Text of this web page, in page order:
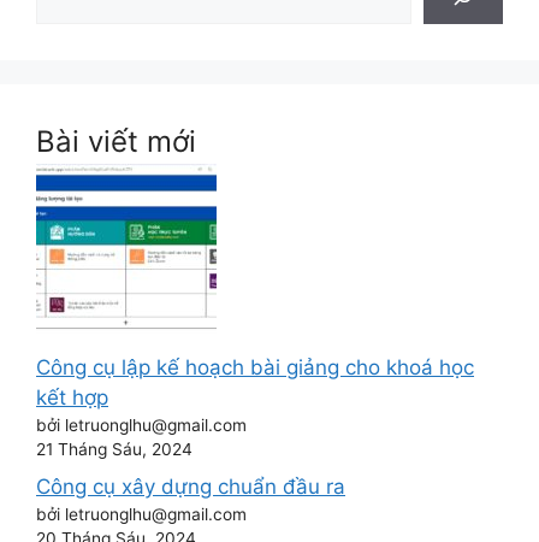
Bài viết mới
Công cụ lập kế hoạch bài giảng cho khoá học
kết hợp
bởi letruonglhu@gmail.com
21 Tháng Sáu, 2024
Công cụ xây dựng chuẩn đầu ra
bởi letruonglhu@gmail.com
20 Tháng Sáu, 2024